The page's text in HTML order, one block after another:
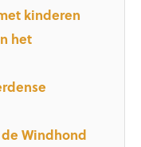
kinderen
het
Windhond